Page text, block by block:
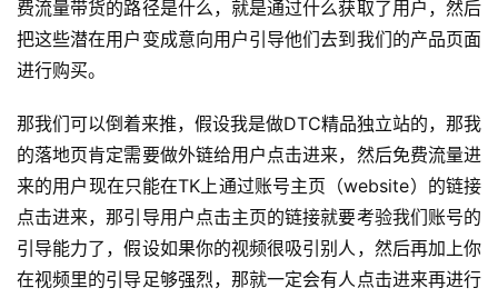
费流量带货的路径是什么，就是通过什么获取了用户，然后
把这些潜在用户变成意向用户引导他们去到我们的产品页面
进行购买。
那我们可以倒着来推，假设我是做DTC精品独立站的，那我
的落地页肯定需要做外链给用户点击进来，然后免费流量进
来的用户现在只能在TK上通过账号主页（website）的链接
点击进来，那引导用户点击主页的链接就要考验我们账号的
引导能力了，假设如果你的视频很吸引别人，然后再加上你
在视频里的引导足够强烈，那就一定会有人点击进来再进行